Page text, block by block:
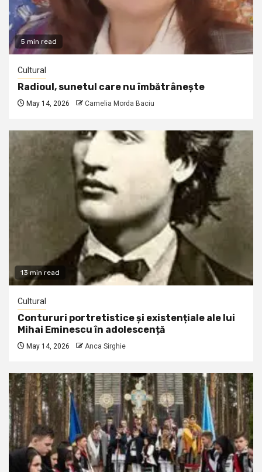
5 min read
Cultural
Radioul, sunetul care nu îmbătrânește
May 14, 2026 Camelia Morda Baciu
13 min read
Cultural
Contururi portretistice și existențiale ale lui
Mihai Eminescu în adolescență
May 14, 2026 Anca Sirghie